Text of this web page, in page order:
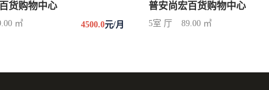
货购物中心
㎡ 4500.0元/月
普安尚宏百货购物中心
5室 厅 89.00 ㎡